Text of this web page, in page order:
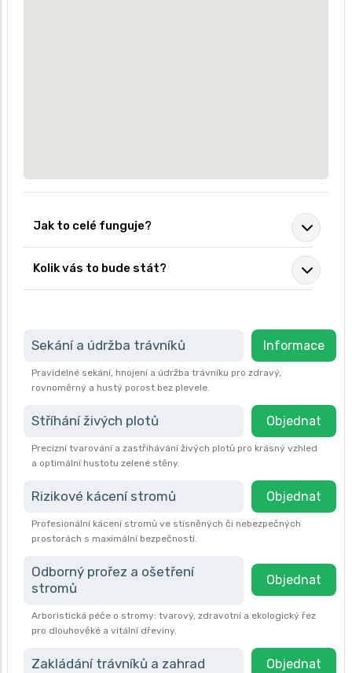
Jak to celé funguje?
Kolik vás to bude stát?
Sekání a údržba trávníků Informace
Pravidelné sekání, hnojení a údržba trávníku pro zdravý,
rovnoměrný a hustý porost bez plevele.
Stříhání živých plotů Objednat
Precizní tvarování a zastřihávání živých plotů pro krásný vzhled
a optimální hustotu zelené stěny.
Rizikové kácení stromů Objednat
Profesionální kácení stromů ve stísněných či nebezpečných
prostorách s maximální bezpečností.
Odborný prořez a ošetření
stromů
Objednat
Arboristická péče o stromy: tvarový, zdravotní a ekologický řez
pro dlouhověké a vitální dřeviny.
Zakládání trávníků a zahrad Objednat